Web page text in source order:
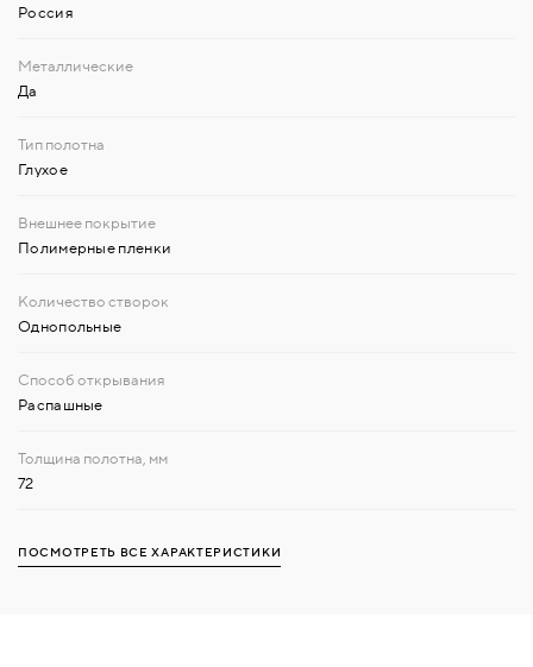
Россия
Да
Глухое
Полимерные пленки
Однопольные
Распашные
72
ПОСМОТРЕТЬ ВСЕ ХАРАКТЕРИСТИКИ